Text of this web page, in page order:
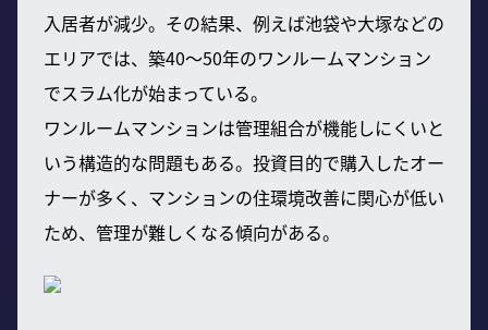
入居者が減少。その結果、例えば池袋や大塚などの
エリアでは、築40〜50年のワンルームマンション
でスラム化が始まっている。
ワンルームマンションは管理組合が機能しにくいと
いう構造的な問題もある。投資目的で購入したオー
ナーが多く、マンションの住環境改善に関心が低い
ため、管理が難しくなる傾向がある。